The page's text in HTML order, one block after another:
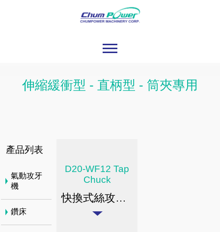
伸縮緩衝型 - 直柄型 - 筒夾專用
D20-WF12 Tap
Chuck
快換式絲攻刀桿 / 伸縮緩衝型 / 直炳型-筒夾專用
產品列表
氣動攻牙
機
鑽床